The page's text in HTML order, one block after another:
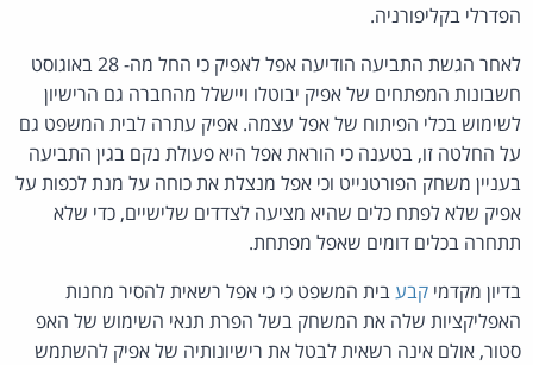
הפדרלי בקליפורניה.
לאחר הגשת התביעה הודיעה אפל לאפיק כי החל מה- 28 באוגוסט
חשבונות המפתחים של אפיק יבוטלו ויישלל מהחברה גם הרישיון
לשימוש בכלי הפיתוח של אפל עצמה. אפיק עתרה לבית המשפט גם
על החלטה זו, בטענה כי הוראת אפל היא פעולת נקם בגין התביעה
בעניין משחק הפורטנייט וכי אפל מנצלת את כוחה על מנת לכפות על
אפיק שלא לפתח כלים שהיא מציעה לצדדים שלישיים, כדי שלא
תתחרה בכלים דומים שאפל מפתחת.
בדיון מקדמי קבעבית המשפט כי כי אפל רשאית להסיר מחנות
האפליקציות שלה את המשחק בשל הפרת תנאי השימוש של האפ
סטור, אולם אינה רשאית לבטל את רישיונותיה של אפיק להשתמש